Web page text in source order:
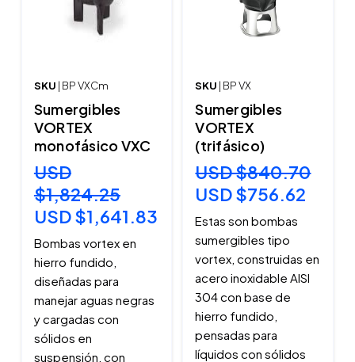
SKU | BP VXCm
Sumergibles
VORTEX
monofásico VXC
USD
$1,824.25
USD $1,641.83
Bombas vortex en
hierro fundido,
diseñadas para
manejar aguas negras
y cargadas con
sólidos en
suspensión, con
SKU | BP VX
Sumergibles
VORTEX
(trifásico)
USD $840.70
USD $756.62
Estas son bombas
sumergibles tipo
vortex, construidas en
acero inoxidable AISI
304 con base de
hierro fundido,
pensadas para
líquidos con sólidos